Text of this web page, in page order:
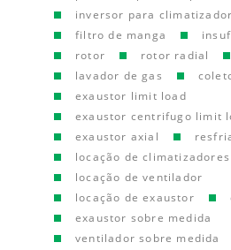
inversor para climatizador
filtro de manga
rotor
rotor radial
lavador de gas
exaustor limit load
exaustor centrifugo limit
exaustor axial
locação de climatizadores
locação de ventilador
locação de exaustor
exaustor sobre medida
ventilador sobre medida